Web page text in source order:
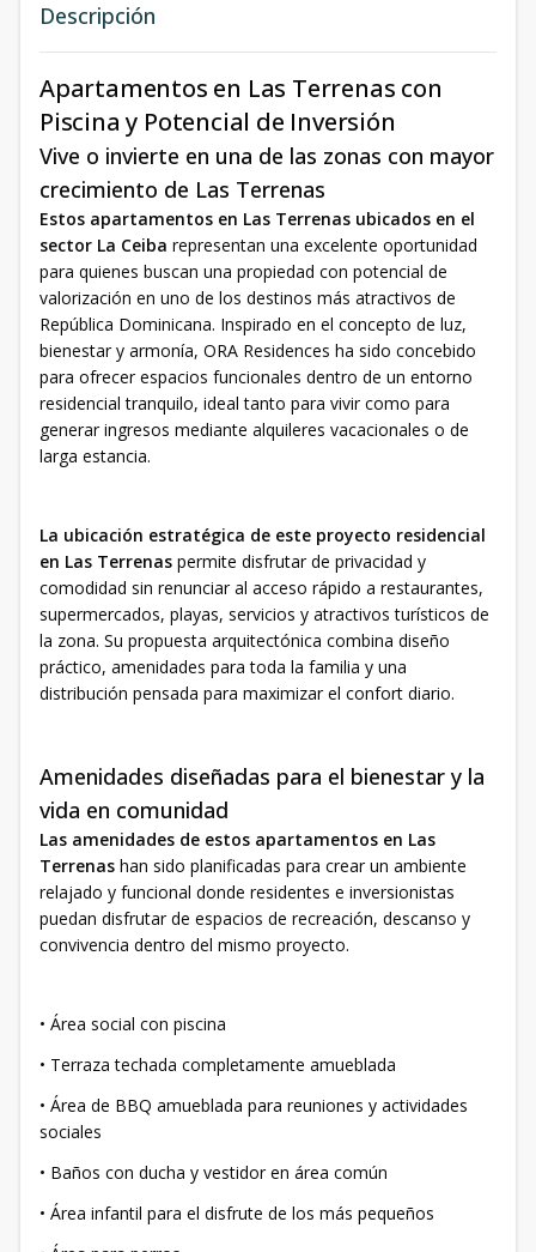
Descripción
Apartamentos en Las Terrenas con
Piscina y Potencial de Inversión
Vive o invierte en una de las zonas con mayor
crecimiento de Las Terrenas
Estos apartamentos en Las Terrenas ubicados en el
sector La Ceiba representan una excelente oportunidad
para quienes buscan una propiedad con potencial de
valorización en uno de los destinos más atractivos de
República Dominicana. Inspirado en el concepto de luz,
bienestar y armonía, ORA Residences ha sido concebido
para ofrecer espacios funcionales dentro de un entorno
residencial tranquilo, ideal tanto para vivir como para
generar ingresos mediante alquileres vacacionales o de
larga estancia.
La ubicación estratégica de este proyecto residencial
en Las Terrenas permite disfrutar de privacidad y
comodidad sin renunciar al acceso rápido a restaurantes,
supermercados, playas, servicios y atractivos turísticos de
la zona. Su propuesta arquitectónica combina diseño
práctico, amenidades para toda la familia y una
distribución pensada para maximizar el confort diario.
Amenidades diseñadas para el bienestar y la
vida en comunidad
Las amenidades de estos apartamentos en Las
Terrenas han sido planificadas para crear un ambiente
relajado y funcional donde residentes e inversionistas
puedan disfrutar de espacios de recreación, descanso y
convivencia dentro del mismo proyecto.
• Área social con piscina
• Terraza techada completamente amueblada
• Área de BBQ amueblada para reuniones y actividades
sociales
• Baños con ducha y vestidor en área común
• Área infantil para el disfrute de los más pequeños